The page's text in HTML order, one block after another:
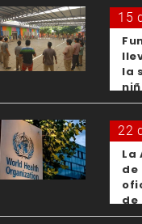
15
la
22
La
de
de